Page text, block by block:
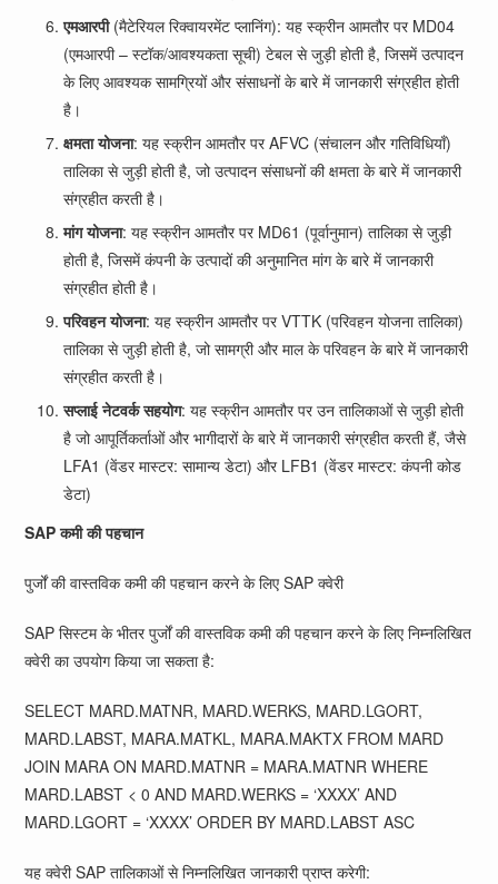
एमआरपी(मैटेरियल रिक्वायरमेंट प्लानिंग): यह स्क्रीन आमतौर पर MD04
(एमआरपी – स्टॉक/आवश्यकता सूची) टेबल से जुड़ी होती है, जिसमें उत्पादन
के लिए आवश्यक सामग्रियों और संसाधनों के बारे में जानकारी संग्रहीत होती
है।
क्षमता योजना: यह स्क्रीन आमतौर पर AFVC (संचालन और गतिविधियाँ)
तालिका से जुड़ी होती है, जो उत्पादन संसाधनों की क्षमता के बारे में जानकारी
संग्रहीत करती है।
मांग योजना: यह स्क्रीन आमतौर पर MD61 (पूर्वानुमान) तालिका से जुड़ी
होती है, जिसमें कंपनी के उत्पादों की अनुमानित मांग के बारे में जानकारी
संग्रहीत होती है।
परिवहन योजना: यह स्क्रीन आमतौर पर VTTK (परिवहन योजना तालिका)
तालिका से जुड़ी होती है, जो सामग्री और माल के परिवहन के बारे में जानकारी
संग्रहीत करती है।
सप्लाई नेटवर्क सहयोग: यह स्क्रीन आमतौर पर उन तालिकाओं से जुड़ी होती
है जो आपूर्तिकर्ताओं और भागीदारों के बारे में जानकारी संग्रहीत करती हैं, जैसे
LFA1 (वेंडर मास्टर: सामान्य डेटा) और LFB1 (वेंडर मास्टर: कंपनी कोड
डेटा)
SAP कमी की पहचान
पुर्जों की वास्तविक कमी की पहचान करने के लिए SAP क्वेरी
SAP सिस्टम के भीतर पुर्जों की वास्तविक कमी की पहचान करने के लिए निम्नलिखित
क्वेरी का उपयोग किया जा सकता है:
SELECT MARD.MATNR, MARD.WERKS, MARD.LGORT,
MARD.LABST, MARA.MATKL, MARA.MAKTX FROM MARD
JOIN MARA ON MARD.MATNR = MARA.MATNR WHERE
MARD.LABST < 0 AND MARD.WERKS = ‘XXXX’ AND
MARD.LGORT = ‘XXXX’ ORDER BY MARD.LABST ASC
यह क्वेरी SAP तालिकाओं से निम्नलिखित जानकारी प्राप्त करेगी: